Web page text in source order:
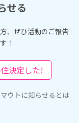
せる
、ぜひ活動のご報告
！
決定した!
ウトに知らせるとは